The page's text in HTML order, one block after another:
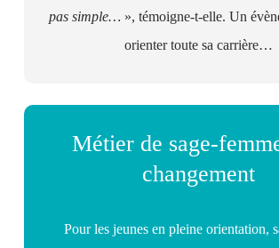
pas simple… », témoigne-t-elle. Un
orienter toute sa carrière…
Métier de sage-
changement
Pour les jeunes en pleine orientation,